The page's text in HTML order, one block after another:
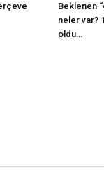
Beklenen
neler var?
oldu…